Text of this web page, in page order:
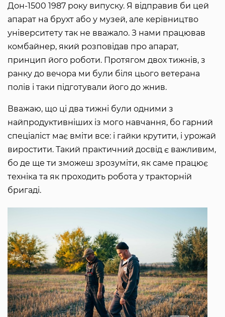
Дон-1500 1987 року випуску. Я відправив би цей
апарат на брухт або у музей, але керівництво
університету так не вважало. З нами працював
комбайнер, який розповідав про апарат,
принцип його роботи. Протягом двох тижнів, з
ранку до вечора ми були біля цього ветерана
полів і таки підготували його до жнив.
Вважаю, що ці два тижні були одними з
найпродуктивніших із мого навчання, бо гарний
спеціаліст має вміти все: і гайки крутити, і урожай
виростити. Такий практичний досвід є важливим,
бо де ще ти зможеш зрозуміти, як саме працює
техніка та як проходить робота у тракторній
бригаді.